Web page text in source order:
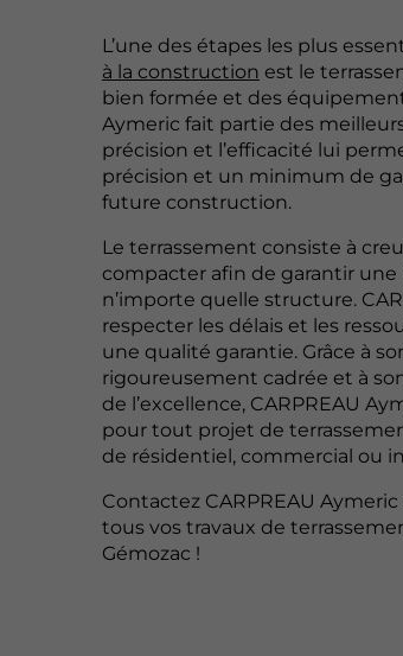
L’une des étapes les plus
à la construction est le
bien formée et des
Aymeric fait partie des
précision et l’efficacité lui
précision et un minimum de
future construction.
Le terrassement consiste à
compacter afin de garantir une
n’importe quelle structure.
respecter les délais et les
une qualité garantie. Grâce à
rigoureusement cadrée et à
de l’excellence, CARPREAU
pour tout projet de
de résidentiel, commercial ou
Contactez CARPREAU
tous vos travaux de
Gémozac !